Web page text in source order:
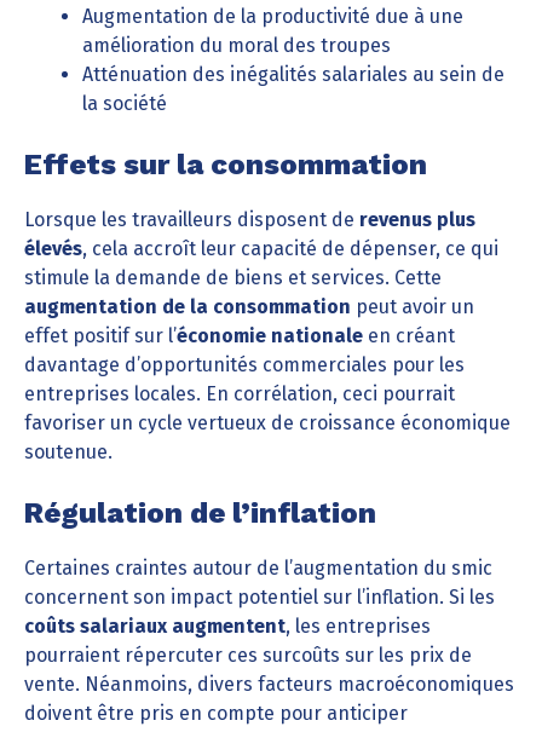
Augmentation de la productivité due à une
amélioration du moral des troupes
Atténuation des inégalités salariales au sein de
la société
Effets sur la consommation
Lorsque les travailleurs disposent de revenus plus
élevés, cela accroît leur capacité de dépenser, ce qui
stimule la demande de biens et services. Cette
augmentation de la consommation peut avoir un
effet positif sur l’économie nationale en créant
davantage d’opportunités commerciales pour les
entreprises locales. En corrélation, ceci pourrait
favoriser un cycle vertueux de croissance économique
soutenue.
Régulation de l’inflation
Certaines craintes autour de l’augmentation du smic
concernent son impact potentiel sur l’inflation. Si les
coûts salariaux augmentent, les entreprises
pourraient répercuter ces surcoûts sur les prix de
vente. Néanmoins, divers facteurs macroéconomiques
doivent être pris en compte pour anticiper